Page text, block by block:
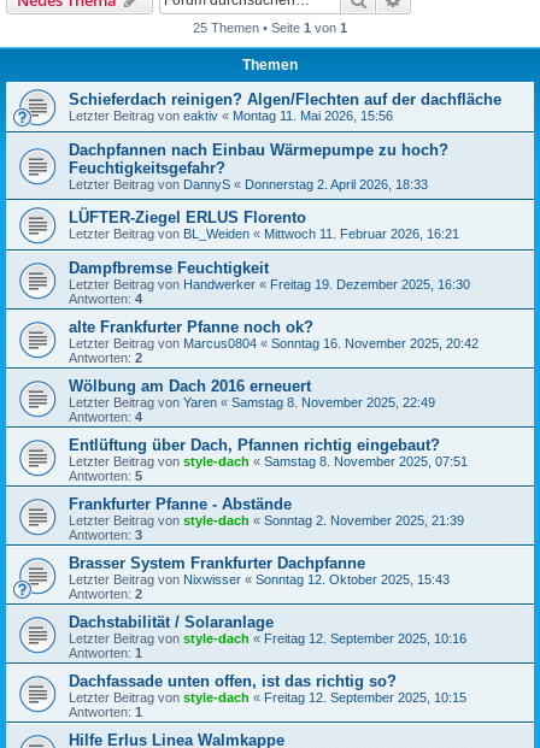
25 Themen • Seite 1 von 1
Themen
Schieferdach reinigen? Algen/Flechten auf der dachfläche
Letzter Beitrag von eaktiv « Montag 11. Mai 2026, 15:56
Dachpfannen nach Einbau Wärmepumpe zu hoch?
Feuchtigkeitsgefahr?
Letzter Beitrag von DannyS « Donnerstag 2. April 2026, 18:33
LÜFTER-Ziegel ERLUS Florento
Letzter Beitrag von BL_Weiden « Mittwoch 11. Februar 2026, 16:21
Dampfbremse Feuchtigkeit
Letzter Beitrag von Handwerker « Freitag 19. Dezember 2025, 16:30
Antworten: 4
alte Frankfurter Pfanne noch ok?
Letzter Beitrag von Marcus0804 « Sonntag 16. November 2025, 20:42
Antworten: 2
Wölbung am Dach 2016 erneuert
Letzter Beitrag von Yaren « Samstag 8. November 2025, 22:49
Antworten: 4
Entlüftung über Dach, Pfannen richtig eingebaut?
Letzter Beitrag von style-dach « Samstag 8. November 2025, 07:51
Antworten: 5
Frankfurter Pfanne - Abstände
Letzter Beitrag von style-dach « Sonntag 2. November 2025, 21:39
Antworten: 3
Brasser System Frankfurter Dachpfanne
Letzter Beitrag von Nixwisser « Sonntag 12. Oktober 2025, 15:43
Antworten: 2
Dachstabilität / Solaranlage
Letzter Beitrag von style-dach « Freitag 12. September 2025, 10:16
Antworten: 1
Dachfassade unten offen, ist das richtig so?
Letzter Beitrag von style-dach « Freitag 12. September 2025, 10:15
Antworten: 1
Hilfe Erlus Linea Walmkappe